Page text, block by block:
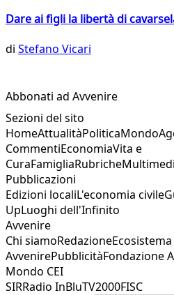
Dare ai figli la libertà di
di Stefano Vicari
Abbonati ad Avvenire
Sezioni del sito
HomeAttualitàPoliticaMondo
CommentiEconomiaVita e
CuraFamigliaRubriche
Pubblicazioni
Edizioni localiL'economia civile
UpLuoghi dell'Infinito
Avvenire
Chi siamoRedazioneEcosistema
AvvenirePubblicitàFondazione
Mondo CEI
SIRRadio InBluTV2000FISC